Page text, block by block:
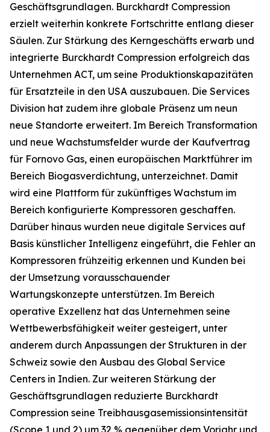
Geschäftsgrundlagen. Burckhardt Compression
erzielt weiterhin konkrete Fortschritte entlang dieser
Säulen. Zur Stärkung des Kerngeschäfts erwarb und
integrierte Burckhardt Compression erfolgreich das
Unternehmen ACT, um seine Produktionskapazitäten
für Ersatzteile in den USA auszubauen. Die Services
Division hat zudem ihre globale Präsenz um neun
neue Standorte erweitert. Im Bereich Transformation
und neue Wachstumsfelder wurde der Kaufvertrag
für Fornovo Gas, einen europäischen Marktführer im
Bereich Biogasverdichtung, unterzeichnet. Damit
wird eine Plattform für zukünftiges Wachstum im
Bereich konfigurierte Kompressoren geschaffen.
Darüber hinaus wurden neue digitale Services auf
Basis künstlicher Intelligenz eingeführt, die Fehler an
Kompressoren frühzeitig erkennen und Kunden bei
der Umsetzung vorausschauender
Wartungskonzepte unterstützen. Im Bereich
operative Exzellenz hat das Unternehmen seine
Wettbewerbsfähigkeit weiter gesteigert, unter
anderem durch Anpassungen der Strukturen in der
Schweiz sowie den Ausbau des Global Service
Centers in Indien. Zur weiteren Stärkung der
Geschäftsgrundlagen reduzierte Burckhardt
Compression seine Treibhausgasemissionsintensität
(Scope 1 und 2) um 32 % gegenüber dem Vorjahr und